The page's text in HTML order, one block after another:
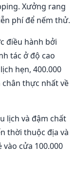
Xưởng rang
phí để nếm thử.
điều hành bởi
tác ở độ cao
hẹn, 400.000
chân thực nhất về
lịch và đậm chất
thời thuộc địa và
cửa 100.000